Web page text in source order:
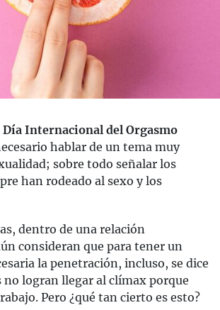
Día Internacional del Orgasmo
hablar de un tema muy
sobre todo señalar los
han rodeado al sexo y los
dentro de una relación
consideran que para tener un
la penetración, incluso, se dice
no logran llegar al clímax porque
Pero ¿qué tan cierto es esto?